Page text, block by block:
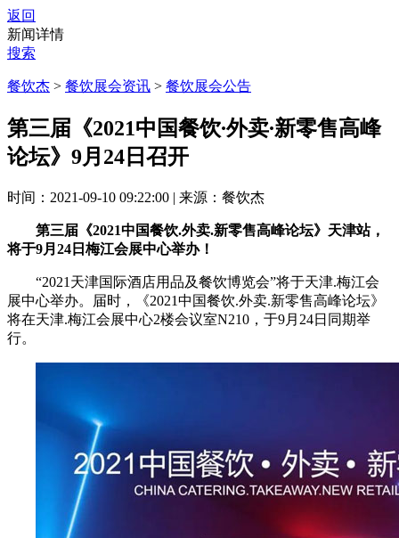
返回
新闻详情
搜索
餐饮杰 > 餐饮展会资讯 > 餐饮展会公告
第三届《2021中国餐饮∙外卖∙新零售高峰
论坛》9月24日召开
时间：2021-09-10 09:22:00 | 来源：餐饮杰
第三届《2021中国餐饮.外卖.新零售高峰论坛》天津站，
将于9月24日梅江会展中心举办！
“2021天津国际酒店用品及餐饮博览会”将于天津.梅江会
展中心举办。届时，《2021中国餐饮.外卖.新零售高峰论坛》
将在天津.梅江会展中心2楼会议室N210，于9月24日同期举
行。